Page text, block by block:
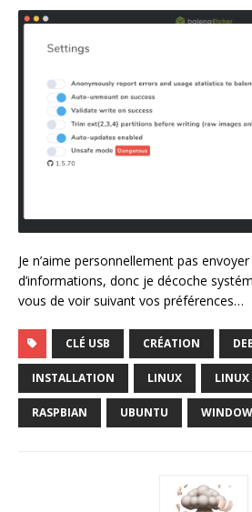
Je n’aime personnellement pas
d’informations, donc je décoche
vous de voir suivant vos préférences…
CLÉ USB CRÉATION
INSTALLATION LINUX
RASPBIAN UBUNTU